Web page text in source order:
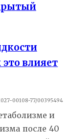
влияет
00108-77/00395494
и
после 40